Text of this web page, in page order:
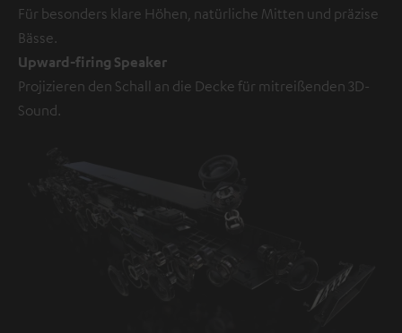
Für besonders klare Höhen, natürliche Mitten und präzise
Bässe.
Upward-firing Speaker
Projizieren den Schall an die Decke für mitreißenden 3D-
Sound.